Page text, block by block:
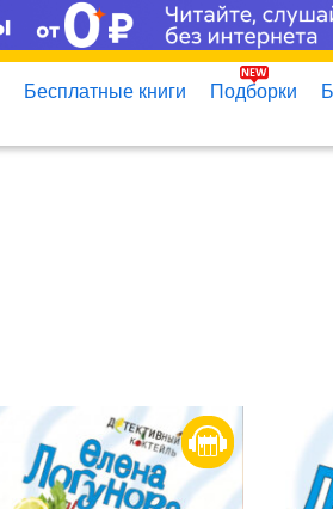
Бесплатные книги Подборки